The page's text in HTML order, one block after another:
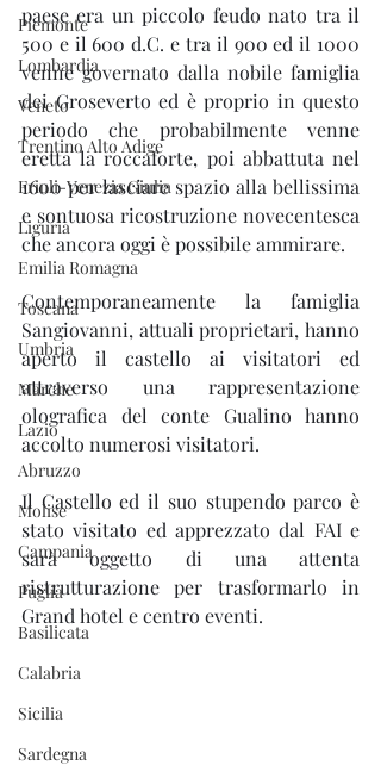
Piemonte
Lombardia
Veneto
Trentino Alto Adige
Friuli-Venezia Giulia
Liguria
Emilia Romagna
Toscana
Umbria
Marche
Lazio
Abruzzo
Molise
Campania
Puglia
Basilicata
Calabria
Sicilia
Sardegna
paese era un piccolo feudo nato tra il
500 e il 600 d.C. e tra il 900 ed il 1000
venne governato dalla nobile famiglia
dei Groseverto ed è proprio in questo
periodo che probabilmente venne
eretta la roccaforte, poi abbattuta nel
1600 per lasciare spazio alla bellissima
e sontuosa ricostruzione novecentesca
che ancora oggi è possibile ammirare.
Contemporaneamente la famiglia
Sangiovanni, attuali proprietari, hanno
aperto il castello ai visitatori ed
attraverso una rappresentazione
olografica del conte Gualino hanno
accolto numerosi visitatori.
Il Castello ed il suo stupendo parco è
stato visitato ed apprezzato dal FAI e
sarà oggetto di una attenta
ristrutturazione per trasformarlo in
Grand hotel e centro eventi.